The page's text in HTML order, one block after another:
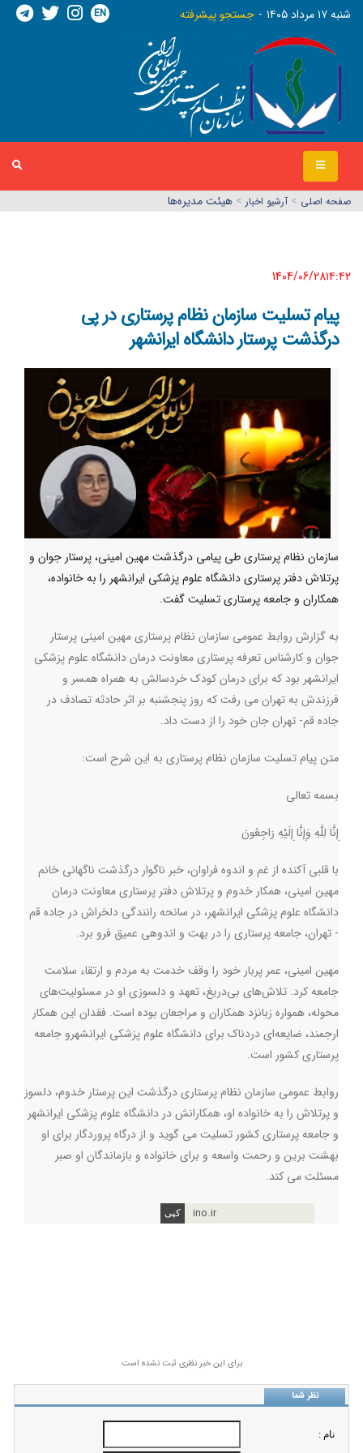
شنبه ١٧ مرداد ١٤٠٥ جستجو پیشرفته EN
صفحه اصلي > آرشیو اخبار > هیئت مدیره‌ها
1404/06/28١٤:٤٢
پیام تسلیت سازمان نظام پرستاری در پی
درگذشت پرستار دانشگاه ایرانشهر
سازمان نظام پرستاری طی پیامی درگذشت مهین امینی، پرستار جوان و
پرتلاش دفتر پرستاری دانشگاه علوم پزشکی ایرانشهر را به خانواده،
همکاران و جامعه پرستاری تسلیت گفت.
به گزارش روابط عمومی سازمان نظام پرستاری مهین امینی پرستار
جوان و کارشناس تعرفه پرستاری معاونت درمان دانشگاه علوم پزشکی
ایرانشهر بود که برای درمان کودک خردسالش به همراه همسر و
فرزندش به تهران می رفت که روز پنجشنبه بر اثر حادثه تصادف در
جاده قم- تهران جان خود را از دست داد.
متن پیام تسلیت سازمان نظام پرستاری به این شرح است:
بسمه تعالی
إِنَّا لِلَّهِ وَإِنَّا إِلَیْهِ رَاجِعُونَ
با قلبی آکنده از غم و اندوه فراوان، خبر ناگوار درگذشت ناگهانی خانم
مهین امینی، همکار خدوم و پرتلاش دفتر پرستاری معاونت درمان
دانشگاه علوم پزشکی ایرانشهر، در سانحه رانندگی دلخراش در جاده قم
- تهران، جامعه پرستاری را در بهت و اندوهی عمیق فرو برد.
مهین امینی، عمر پربار خود را وقف خدمت به مردم و ارتقاء سلامت
جامعه کرد. تلاش‌های بی‌دریغ، تعهد و دلسوزی او در مسئولیت‌های
محوله، همواره زبانزد همکاران و مراجعان بوده است. فقدان این همکار
ارجمند، ضایعه‌ای دردناک برای دانشگاه علوم پزشکی ایرانشهرو جامعه
پرستاری کشور است.
روابط عمومی سازمان نظام پرستاری درگذشت این پرستار خدوم، دلسوز
و پرتلاش را به خانواده او، همکارانش در دانشگاه علوم پزشکی ایرانشهر
و جامعه پرستاری کشور تسلیت می گوید و از درگاه پروردگار برای او
بهشت برین و رحمت واسعه و برای خانواده و بازماندگان او صبر
مسئلت می کند.
ino.ir
برای این خبر نظری ثبت نشده است
نظر شما
نام :